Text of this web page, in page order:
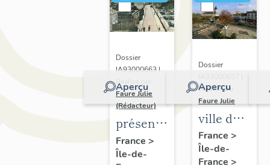
Aperçu
Dossier
IA93000663 |
Réalisé par
Faure Julie
(Rédacteur)
présentation
de
l'inventaire
France >
Île-de-
Aperçu
Dossier
Réalisé par
Faure Julie
ville de
Romainville
France >
Île-de-
France >